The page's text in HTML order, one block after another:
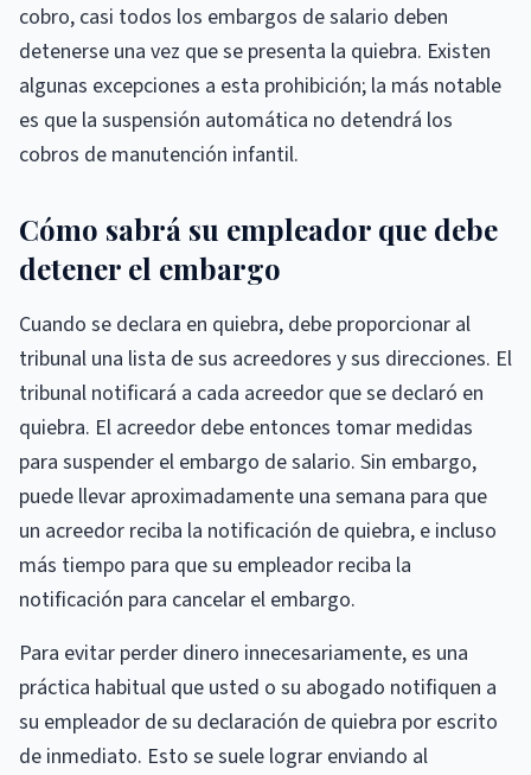
cobro, casi todos los embargos de salario deben
detenerse una vez que se presenta la quiebra. Existen
algunas excepciones a esta prohibición; la más notable
es que la suspensión automática no detendrá los
cobros de manutención infantil.
Cómo sabrá su empleador que debe
detener el embargo
Cuando se declara en quiebra, debe proporcionar al
tribunal una lista de sus acreedores y sus direcciones. El
tribunal notificará a cada acreedor que se declaró en
quiebra. El acreedor debe entonces tomar medidas
para suspender el embargo de salario. Sin embargo,
puede llevar aproximadamente una semana para que
un acreedor reciba la notificación de quiebra, e incluso
más tiempo para que su empleador reciba la
notificación para cancelar el embargo.
Para evitar perder dinero innecesariamente, es una
práctica habitual que usted o su abogado notifiquen a
su empleador de su declaración de quiebra por escrito
de inmediato. Esto se suele lograr enviando al